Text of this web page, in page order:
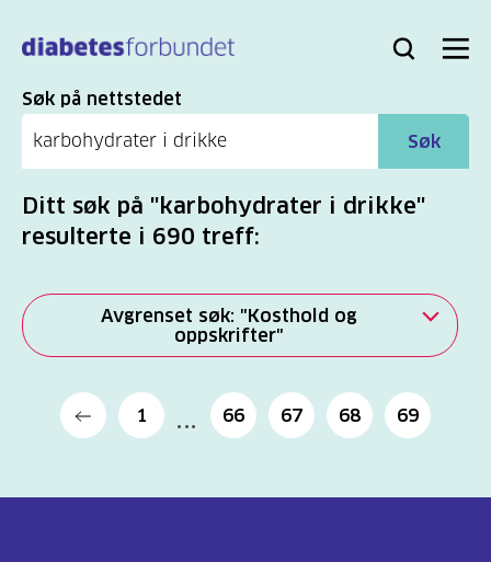
hovedinnhold
Bli
Logg
Søk Meny
Søk
Søk på nettstedet
Søk
Ditt søk på "karbohydrater i drikke"
resulterte i 690 treff:
Avgrenset søk: "Kosthold og
oppskrifter"
Alle
(2277)
(806)
1 66 67 68 69